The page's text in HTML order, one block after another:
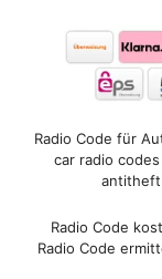
Radio Code für
car radio
antitheft
Radio Code
Radio Code